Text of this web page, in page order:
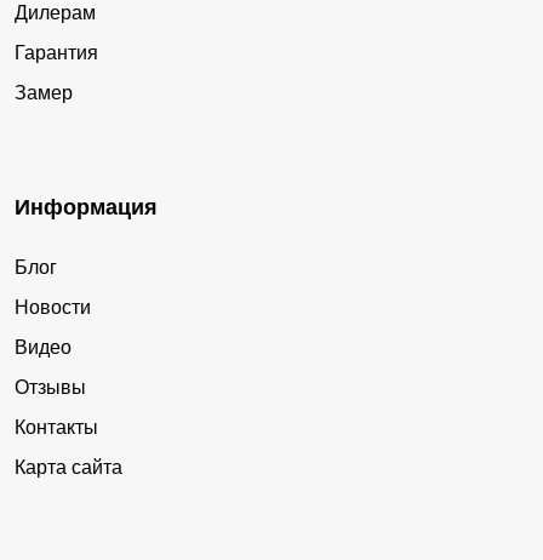
Дилерам
Гарантия
Замер
Информация
Блог
Новости
Видео
Отзывы
Контакты
Карта сайта